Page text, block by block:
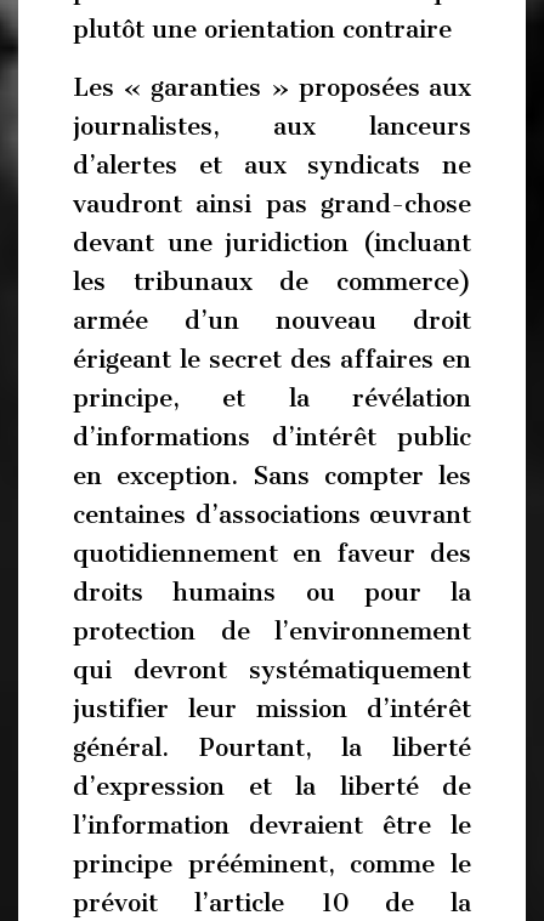
plutôt une orientation contraire
Les « garanties » proposées aux
journalistes, aux lanceurs
d’alertes et aux syndicats ne
vaudront ainsi pas grand-chose
devant une juridiction (incluant
les tribunaux de commerce)
armée d’un nouveau droit
érigeant le secret des affaires en
principe, et la révélation
d’informations d’intérêt public
en exception. Sans compter les
centaines d’associations œuvrant
quotidiennement en faveur des
droits humains ou pour la
protection de l’environnement
qui devront systématiquement
justifier leur mission d’intérêt
général. Pourtant, la liberté
d’expression et la liberté de
l’information devraient être le
principe prééminent, comme le
prévoit l’article 10 de la